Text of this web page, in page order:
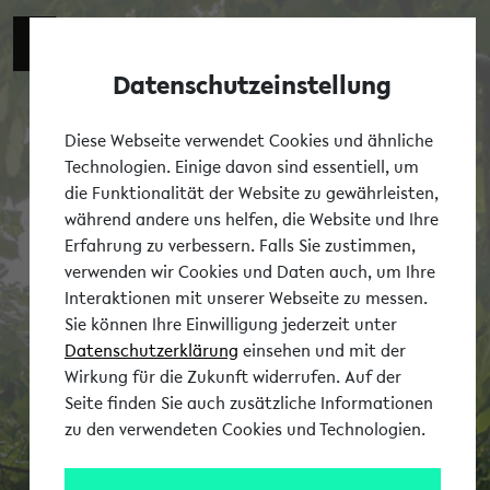
Datenschutzeinstellung
Diese Webseite verwendet Cookies und ähnliche
Technologien. Einige davon sind essentiell, um
die Funktionalität der Website zu gewährleisten,
während andere uns helfen, die Website und Ihre
Erfahrung zu verbessern. Falls Sie zustimmen,
verwenden wir Cookies und Daten auch, um Ihre
Interaktionen mit unserer Webseite zu messen.
Sie können Ihre Einwilligung jederzeit unter
Datenschutzerklärung einsehen und mit der
Wirkung für die Zukunft widerrufen. Auf der
Seite finden Sie auch zusätzliche Informationen
zu den verwendeten Cookies und Technologien.